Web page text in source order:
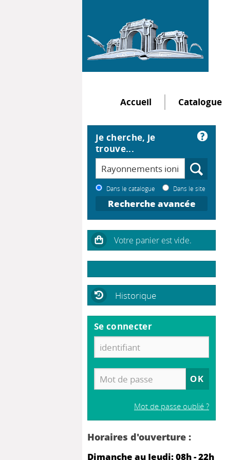
Accueil Catalogue
Je cherche, je
trouve...
Dans le catalogue Dans le site
Recherche avancée
Historique
Se connecter
Mot de passe oublié ?
Horaires d'ouverture :
Dimanche au Jeudi: 08h - 22h